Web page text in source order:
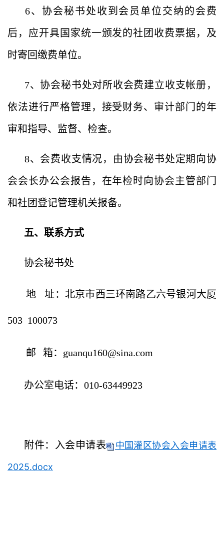
6、协会秘书处收到会员单位交纳的会费
后，应开具国家统一颁发的社团收费票据，及
时寄回缴费单位。
7、协会秘书处对所收会费建立收支帐册，
依法进行严格管理，接受财务、审计部门的年
审和指导、监督、检查。
8、会费收支情况，由协会秘书处定期向协
会会长办公会报告，在年检时向协会主管部门
和社团登记管理机关报备。
五、联系方式
协会秘书处
地 址：北京市西三环南路乙六号银河大厦
503 100073
邮 箱：guanqu160@sina.com
办公室电话：010-63449923
附件：入会申请表 中国灌区协会入会申请表
2025.docx